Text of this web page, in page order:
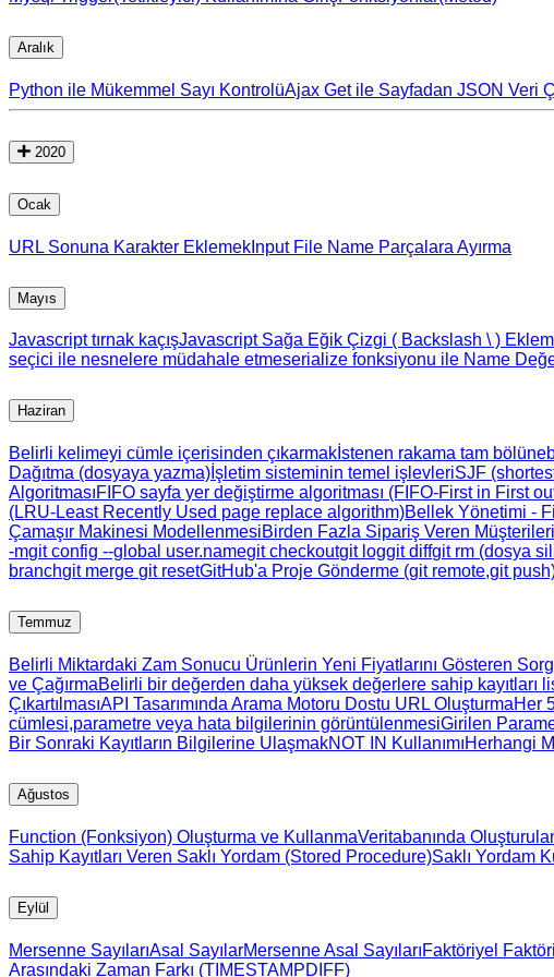
Aralık
Python ile Mükemmel Sayı KontrolüAjax Get ile Sayfadan JSON Veri
2020
Ocak
URL Sonuna Karakter Eklemek Input File Name Parçalara Ayırma
Mayıs
Javascript tırnak kaçışJavascript Sağa Eğik Çizgi ( Backslash \ )
seçici ile nesnelere müdahale etmeserialize fonksiyonu ile Name
Haziran
Belirli kelimeyi cümle içerisinden çıkarmak İstenen rakama tam
Dağıtma (dosyaya yazma) İşletim sisteminin temel işlevleriSJF
AlgoritmasıFIFO sayfa yer değiştirme algoritması (FIFO-First in First
(LRU-Least Recently Used page replace algorithm)Bellek Yönetimi -
Çamaşır Makinesi ModellenmesiBirden Fazla Sipariş Veren
-mgit config --global user.namegit checkoutgit loggit diffgit rm (dosya
branchgit merge git resetGitHub'a Proje Gönderme (git remote,git
Temmuz
Belirli Miktardaki Zam Sonucu Ürünlerin Yeni Fiyatlarını Gösteren
ve ÇağırmaBelirli bir değerden daha yüksek değerlere sahip kayıtları
ÇıkartılmasıAPI Tasarımında Arama Motoru Dostu URL OluşturmaHer
cümlesi,parametre veya hata bilgilerinin görüntülenmesiGirilen
Bir Sonraki Kayıtların Bilgilerine UlaşmakNOT IN KullanımıHerhangi
Ağustos
Function (Fonksiyon) Oluşturma ve KullanmaVeritabanında
Sahip Kayıtları Veren Saklı Yordam (Stored Procedure)Saklı Yordam
Eylül
Mersenne SayılarıAsal SayılarMersenne Asal SayılarıFaktöriyel
Arasındaki Zaman Farkı (TIMESTAMPDIFF)